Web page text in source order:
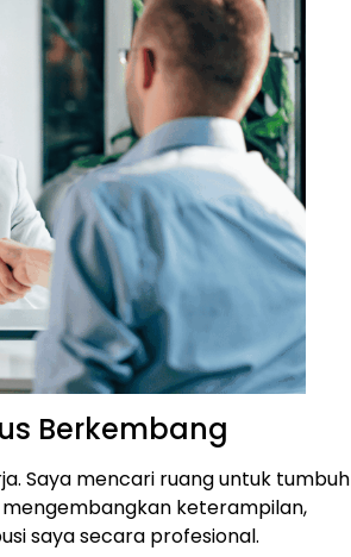
Berkembang
Saya mencari ruang untuk tumbuh
keterampilan,
saya secara profesional.